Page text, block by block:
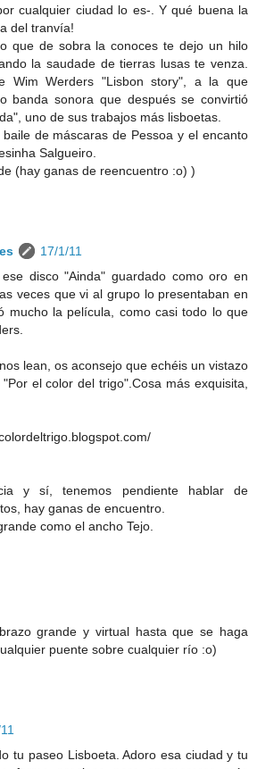
cualquier ciudad lo es-. Y qué buena la
del tranvía!
que de sobra la conoces te dejo un hilo
la saudade de tierras lusas te venza.
Wim Werders "Lisbon story", a la que
banda sonora que después se convirtió
uno de sus trabajos más lisboetas.
de máscaras de Pessoa y el encanto
Salgueiro.
(hay ganas de reencuentro :o) )
17/1/11
disco "Ainda" guardado como oro en
veces que vi al grupo lo presentaban en
mucho la película, como casi todo lo que
lean, os aconsejo que echéis un vistazo
el color del trigo".Cosa más exquisita,
y sí, tenemos pendiente hablar de
hay ganas de encuentro.
como el ancho Tejo.
grande y virtual hasta que se haga
puente sobre cualquier río :o)
tu paseo Lisboeta. Adoro esa ciudad y tu